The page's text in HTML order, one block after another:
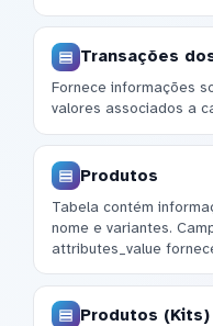
Transações
Fornece informações
valores associados a
Produtos
Tabela contém
nome e variantes.
attributes_value
Produtos (Kits)